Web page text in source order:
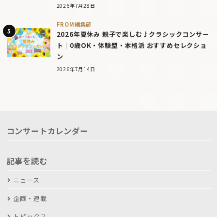
2026年7月28日
FROM編集部
2026年夏休み 親子で楽しむ♪クラシックコンサー
ト｜0歳OK・体験型・本格派 おすすめセレクショ
ン
2026年7月14日
コンサートカレンダー
記事を読む
ニュース
企画・連載